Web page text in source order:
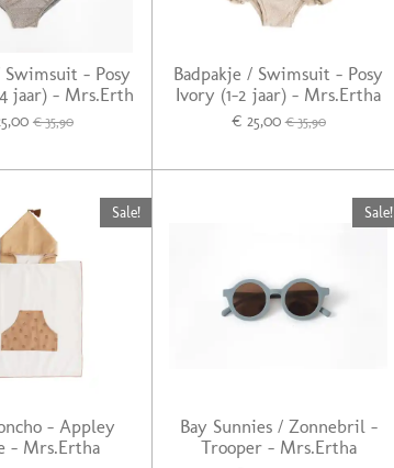
Swimsuit - Posy
jaar) - Mrs.Erth
€ 35,90
Badpakje / Swimsuit - Posy
Ivory (1-2 jaar) - Mrs.Ertha
€ 25,00 € 35,90
Sale!
- Appley
- Mrs.Ertha
Sale!
Bay Sunnies / Zonnebril -
Trooper - Mrs.Ertha